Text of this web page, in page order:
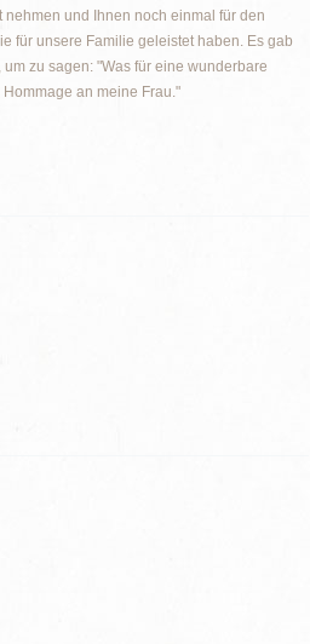
nehmen und Ihnen noch einmal für den
für unsere Familie geleistet haben. Es gab
zu sagen: "Was für eine wunderbare
an meine Frau."